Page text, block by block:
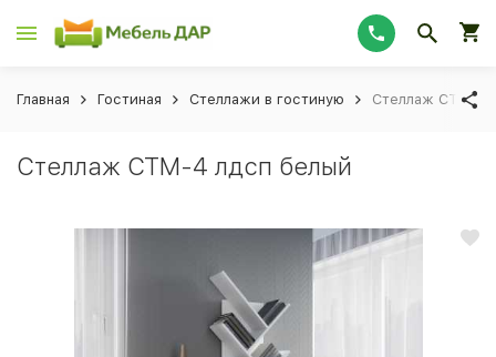
Главная Гостиная Стеллажи в гостиную Стеллаж СТМ-4
Стеллаж СТМ-4 лдсп белый